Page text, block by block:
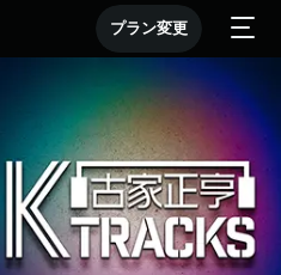
プラン変更